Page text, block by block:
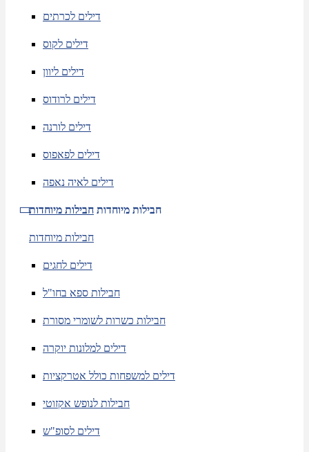
דילים לכרתים
דילים לקוס
דילים ליוון
דילים לרודוס
דילים לורנה
דילים לפאפוס
דילים לאיה נאפה
חבילות מיוחדות חבילות מיוחדות
חבילות מיוחדות
דילים לחגים
חבילות ספא בחו"ל
חבילות כשרות לשומרי מסורת
דילים למלונות יוקרה
דילים למשפחות כולל אטרקציות
חבילות לנופש אקזוטי
דילים לסופ"ש